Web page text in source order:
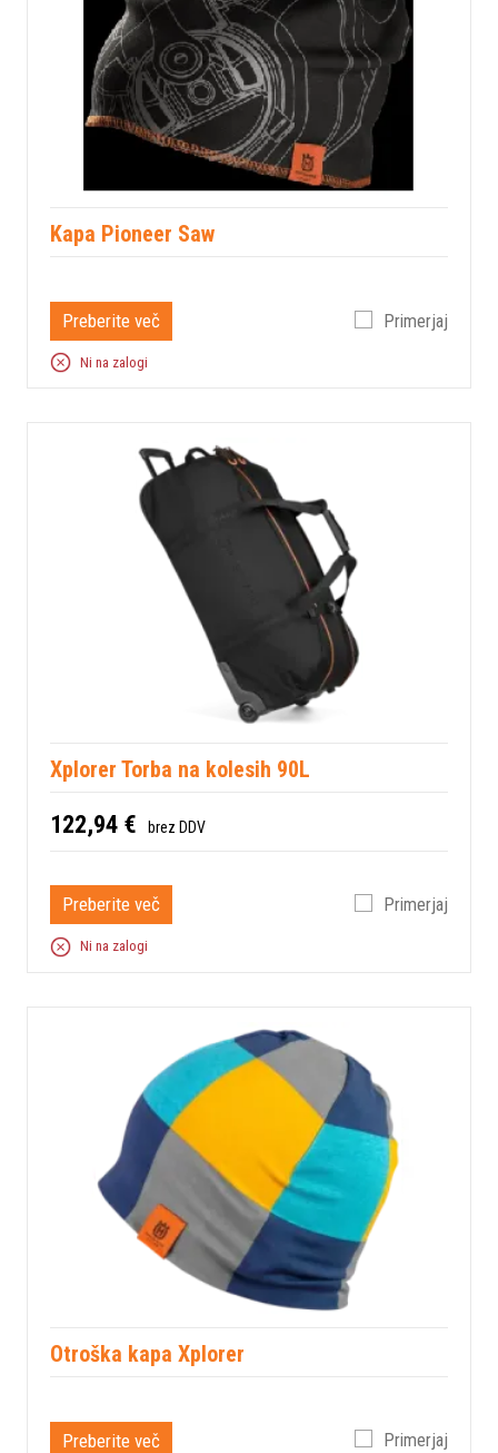
Kapa Pioneer Saw
Preberite več Primerjaj
Ni na zalogi
Xplorer Torba na kolesih 90L
122,94 € brez DDV
Preberite več Primerjaj
Ni na zalogi
Otroška kapa Xplorer
Preberite več Primerjaj